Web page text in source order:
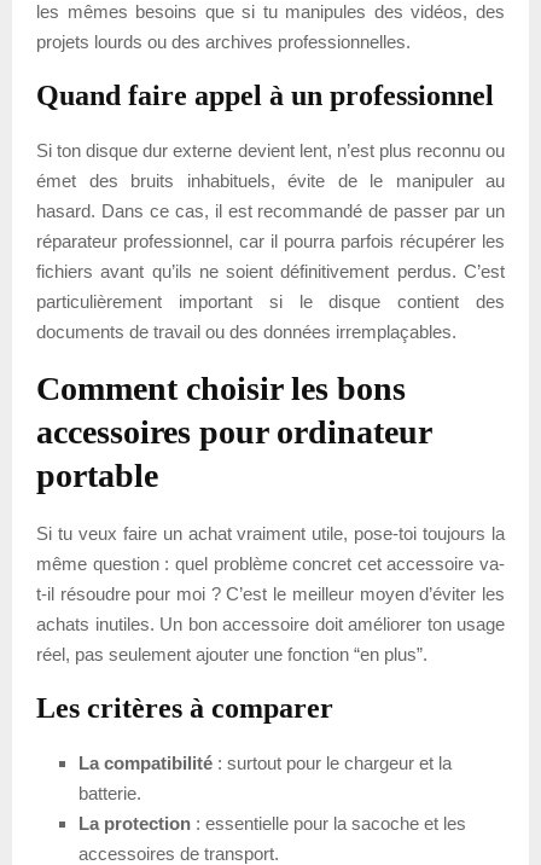
les mêmes besoins que si tu manipules des vidéos, des
projets lourds ou des archives professionnelles.
Quand faire appel à un professionnel
Si ton disque dur externe devient lent, n’est plus reconnu ou
émet des bruits inhabituels, évite de le manipuler au
hasard. Dans ce cas, il est recommandé de passer par un
réparateur professionnel, car il pourra parfois récupérer les
fichiers avant qu’ils ne soient définitivement perdus. C’est
particulièrement important si le disque contient des
documents de travail ou des données irremplaçables.
Comment choisir les bons
accessoires pour ordinateur
portable
Si tu veux faire un achat vraiment utile, pose-toi toujours la
même question : quel problème concret cet accessoire va-
t-il résoudre pour moi ? C’est le meilleur moyen d’éviter les
achats inutiles. Un bon accessoire doit améliorer ton usage
réel, pas seulement ajouter une fonction “en plus”.
Les critères à comparer
La compatibilité : surtout pour le chargeur et la
batterie.
La protection : essentielle pour la sacoche et les
accessoires de transport.